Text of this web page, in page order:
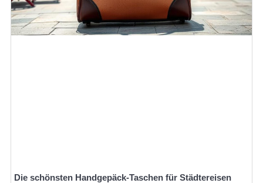
Die schönsten Handgepäck-Taschen für Städtereisen